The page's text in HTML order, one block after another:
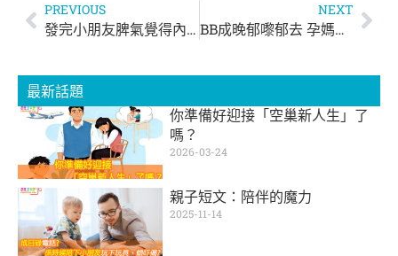
PREVIOUS
發完小朋友脾氣覺得內疚？小朋友唔聽話只係導火線！
NEXT
BB成晚郁嚟郁去 孕媽冇覺好瞓！點解夜晚胎動特別頻密？
最新話題
你準備好迎接「空巢新人生」了
嗎？
2026-03-24
親子短文：陪伴的魔力
2025-11-14